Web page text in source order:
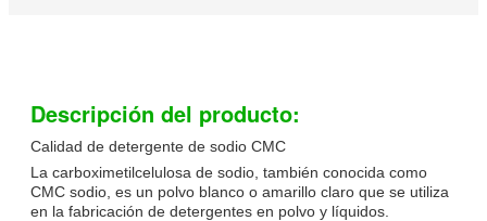
Descripción del producto:
Calidad de detergente de sodio CMC
La carboximetilcelulosa de sodio, también conocida como
CMC sodio, es un polvo blanco o amarillo claro que se utiliza
en la fabricación de detergentes en polvo y líquidos.